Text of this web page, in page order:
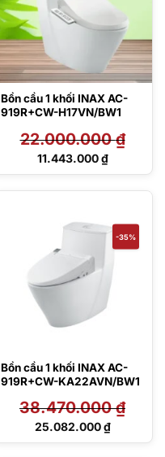
Bồn cầu 1 khối INAX AC-
919R+CW-H17VN/BW1
22.000.000₫
Giá
11.443.000₫
Giá
11.443.000 ₫.
-35%
Bồn cầu 1 khối INAX AC-
919R+CW-KA22AVN/BW1
38.470.000₫
Giá
25.082.000₫
Giá